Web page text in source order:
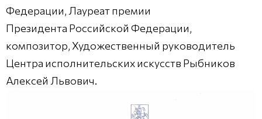
Федерации, Лауреат премии
Президента Российской Федерации,
композитор, Художественный руководитель
Центра исполнительских искусств Рыбников
Алексей Львович.